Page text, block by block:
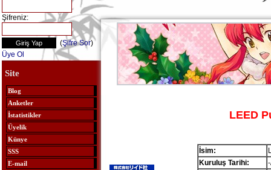
Şifreniz:
(Şifre Sor)
Üye Ol
Site
Blog
Anketler
İstatistikler
Üyelik
Künye
SSS
E-mail
LEED
İsim:
Kuruluş Tarihi: